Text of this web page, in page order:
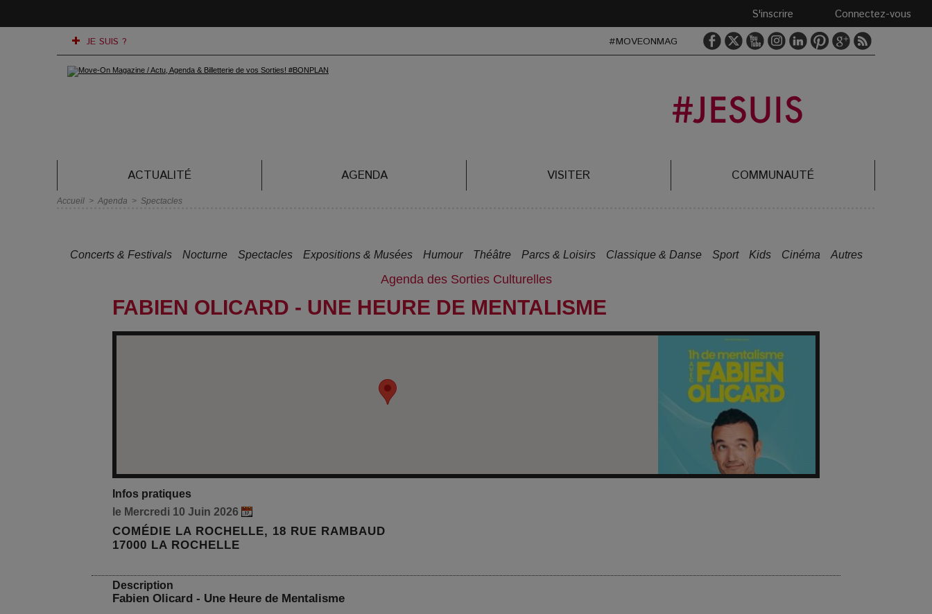
Connectez-vous
S'inscrire
JE SUIS ? #MOVEONMAG
ACTUALITÉ AGENDA VISITER COMMUNAUTÉ
Accueil > Agenda > Spectacles
Concerts & Festivals Nocturne Spectacles Expositions & Musées Humour Théâtre Parcs & Loisirs Classique & Danse Sport Kids Cinéma Autres
Agenda des Sorties Culturelles
FABIEN OLICARD - UNE HEURE DE MENTALISME
Infos pratiques
le Mercredi 10 Juin 2026
COMÉDIE LA ROCHELLE, 18 RUE RAMBAUD
17000 LA ROCHELLE
Description
Fabien Olicard - Une Heure de Mentalisme